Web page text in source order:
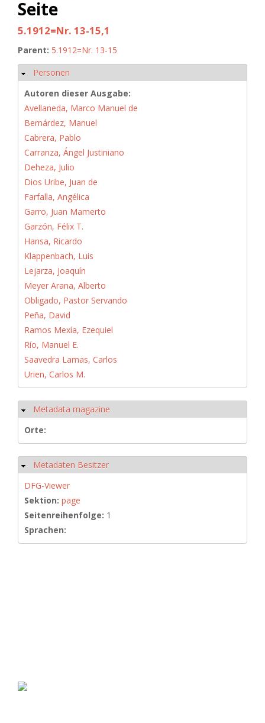
Seite
5.1912=Nr. 13-15,1
Parent: 5.1912=Nr. 13-15
Ausblenden
Personen
Autoren dieser Ausgabe:
Avellaneda, Marco Manuel de
Bernárdez, Manuel
Cabrera, Pablo
Carranza, Ángel Justiniano
Deheza, Julio
Dios Uribe, Juan de
Farfalla, Angélica
Garro, Juan Mamerto
Garzón, Félix T.
Hansa, Ricardo
Klappenbach, Luis
Lejarza, Joaquín
Meyer Arana, Alberto
Obligado, Pastor Servando
Peña, David
Ramos Mexía, Ezequiel
Río, Manuel E.
Saavedra Lamas, Carlos
Urien, Carlos M.
Ausblenden
Metadata magazine
Orte:
Ausblenden
Metadaten Besitzer
DFG-Viewer
Sektion: page
Seitenreihenfolge: 1
Sprachen: